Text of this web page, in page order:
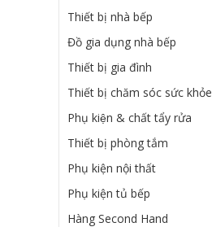
Thiết bị nhà bếp
Đồ gia dụng nhà bếp
Thiết bị gia đình
Thiết bị chăm sóc sức khỏe
Phụ kiện & chất tẩy rửa
Thiết bị phòng tắm
Phụ kiện nội thất
Phụ kiện tủ bếp
Hàng Second Hand